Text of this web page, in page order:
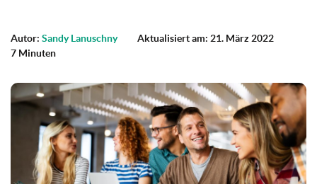
Autor: Sandy Lanuschny
Aktualisiert am: 21. März 2022
7 Minuten